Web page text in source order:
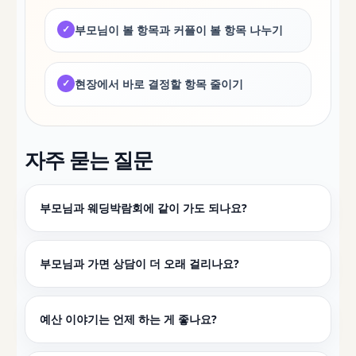
✓ 부모님이 볼 항목과 커플이 볼 항목 나누기
✓ 현장에서 바로 결정할 항목 줄이기
자주 묻는 질문
부모님과 웨딩박람회에 같이 가도 되나요?
부모님과 가면 상담이 더 오래 걸리나요?
예산 이야기는 언제 하는 게 좋나요?